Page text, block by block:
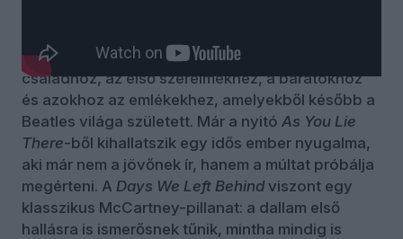
háború utáni Liverpoolhoz, a McCartney
családhoz, az első szerelmekhez, a barátokhoz
és azokhoz az emlékekhez, amelyekből később a
Beatles világa született. Már a nyitó As You Lie
There-ből kihallatszik egy idős ember nyugalma,
aki már nem a jövőnek ír, hanem a múltat próbálja
megérteni. A Days We Left Behind viszont egy
klasszikus McCartney-pillanat: a dallam első
hallásra is ismerősnek tűnik, mintha mindig is